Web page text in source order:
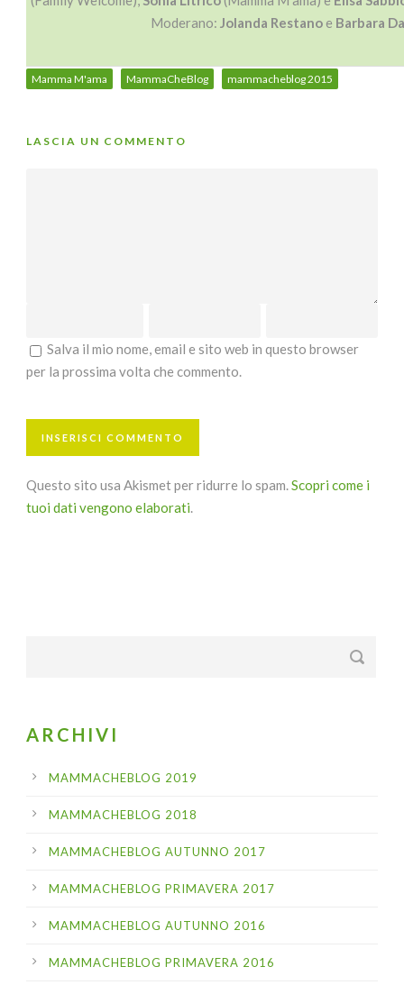
Moderano: Jolanda Restano e Barbara
Mamma M'ama MammaCheBlog mammacheblog 2015
LASCIA UN COMMENTO
Salva il mio nome, email e sito web in questo browser
per la prossima volta che commento.
Questo sito usa Akismet per ridurre lo spam.Scopri come i
tuoi dati vengono elaborati.
ARCHIVI
MAMMACHEBLOG 2019
MAMMACHEBLOG 2018
MAMMACHEBLOG AUTUNNO 2017
MAMMACHEBLOG PRIMAVERA 2017
MAMMACHEBLOG AUTUNNO 2016
MAMMACHEBLOG PRIMAVERA 2016